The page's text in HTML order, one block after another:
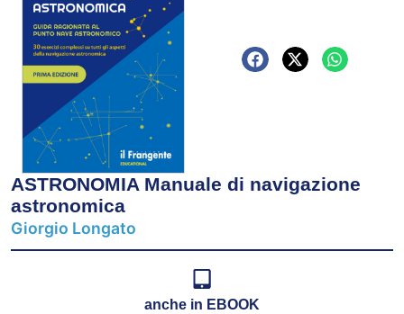
ASTRONOMIA Manuale di navigazione
astronomica
Giorgio Longato
anche in EBOOK